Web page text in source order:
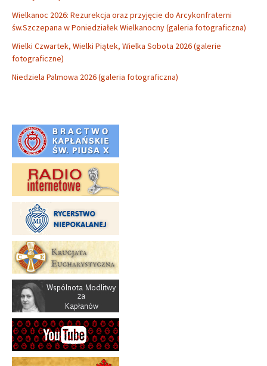
Wielkanoc 2026: Rezurekcja oraz przyjęcie do Arcykonfraterni
św.Szczepana w Poniedziałek Wielkanocny (galeria fotograficzna)
Wielki Czwartek, Wielki Piątek, Wielka Sobota 2026 (galerie
fotograficzne)
Niedziela Palmowa 2026 (galeria fotograficzna)